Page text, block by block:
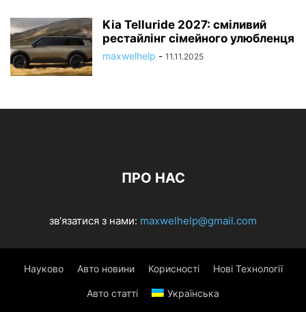
Kia Telluride 2027: сміливий
рестайлінг сімейного улюбленця
maxwelhelp - 11.11.2025
ПРО НАС
зв'язатися з нами: maxwelhelp@gmail.com
Науково Авто новини Корисності Нові Технології
Авто статті Українська